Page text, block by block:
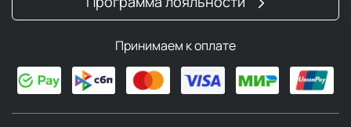
Принимаем к оплате